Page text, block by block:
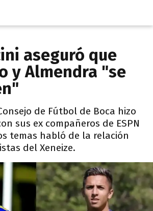
aseguró que
y Almendra "se
de Fútbol de Boca hizo
sus ex compañeros de ESPN
temas habló de la relación
del Xeneize.